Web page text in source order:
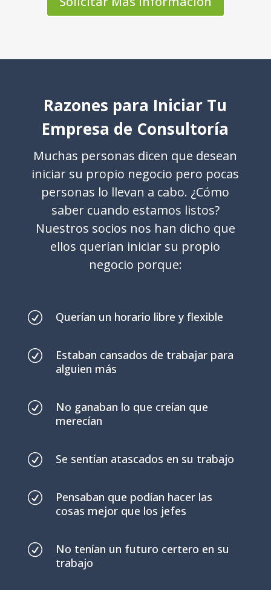
Razones para Iniciar Tu
Empresa de Consultoría
Muchas personas dicen que desean
iniciar su propio negocio pero pocas
personas lo llevan a cabo. ¿Cómo
saber cuando estamos listos?
Nuestros socios nos han dicho que
ellos querían iniciar su propio
negocio porque:
R Querían un horario libre y flexible
R
Estaban cansados de trabajar para
alguien más
R
No ganaban lo que creían que
merecían
R Se sentían atascados en su trabajo
R
Pensaban que podían hacer las
cosas mejor que los jefes
R
No tenían un futuro certero en su
trabajo